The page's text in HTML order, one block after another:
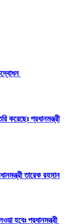
করেছেঃ প্রধানমন্ত্রী
তারেক রহমান
হবেঃ প্রধানমন্ত্রী